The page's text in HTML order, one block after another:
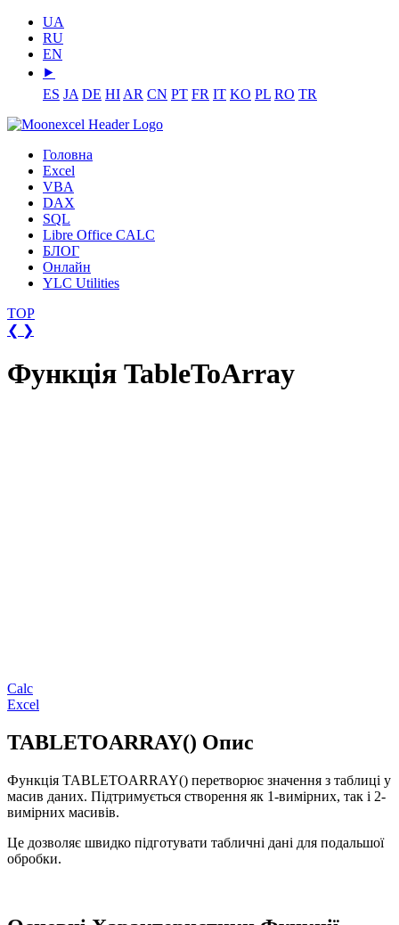
UA
RU
EN
⯈
ES JA DE HI AR CN PT FR IT KO PL RO TR
Головна
Excel
VBA
DAX
SQL
Libre Office CALC
БЛОГ
Онлайн
YLC Utilities
TOP
❮ ❯
Функція TableToArray
Calc
Excel
TABLETOARRAY() Опис
Функція TABLETOARRAY() перетворює значення з таблиці у
масив даних. Підтримується створення як 1-вимірних, так і 2-
вимірних масивів.
Це дозволяє швидко підготувати табличні дані для подальшої
обробки.